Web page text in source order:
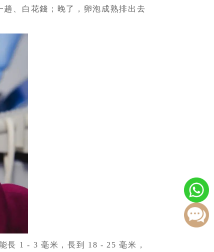
、白花錢；晚了，卵泡成熟排出去
長 1 - 3 毫米，長到 18 - 25 毫米，